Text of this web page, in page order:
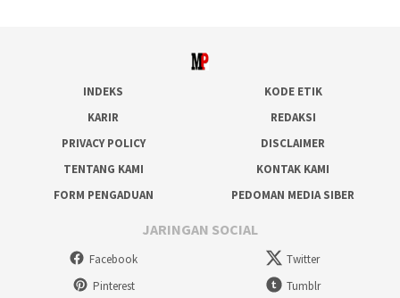
INDEKS
KODE ETIK
KARIR
REDAKSI
PRIVACY POLICY
DISCLAIMER
TENTANG KAMI
KONTAK KAMI
FORM PENGADUAN
PEDOMAN MEDIA SIBER
JARINGAN SOCIAL
Facebook
Twitter
Pinterest
Tumblr